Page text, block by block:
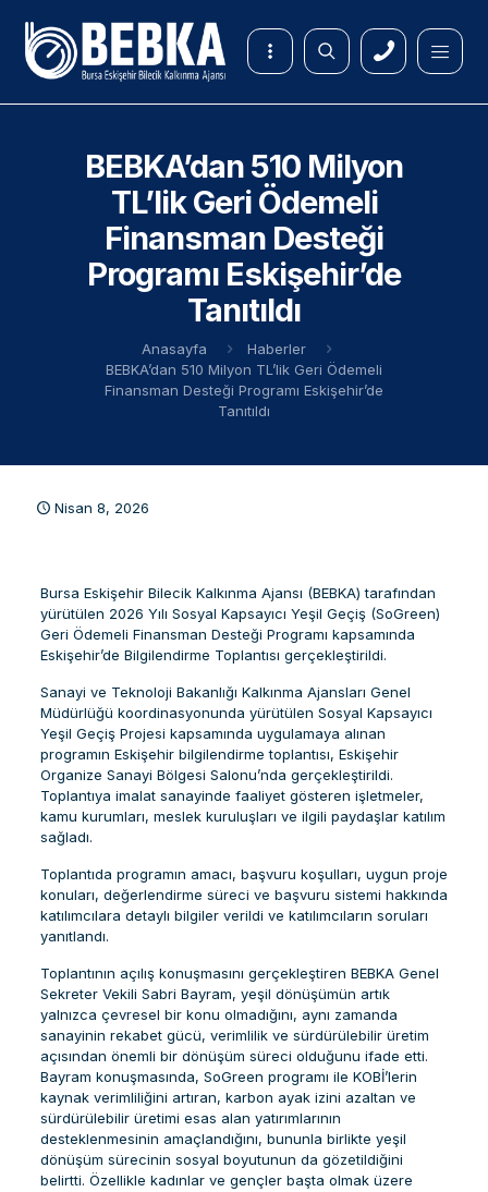
BEBKA’dan 510 Milyon
TL’lik Geri Ödemeli
Finansman Desteği
Programı Eskişehir’de
Tanıtıldı
Anasayfa
Haberler
BEBKA’dan 510 Milyon TL’lik Geri Ödemeli
Finansman Desteği Programı Eskişehir’de
Tanıtıldı
Nisan 8, 2026
Bursa Eskişehir Bilecik Kalkınma Ajansı (BEBKA) tarafından
yürütülen 2026 Yılı Sosyal Kapsayıcı Yeşil Geçiş (SoGreen)
Geri Ödemeli Finansman Desteği Programı kapsamında
Eskişehir’de Bilgilendirme Toplantısı gerçekleştirildi.
Sanayi ve Teknoloji Bakanlığı Kalkınma Ajansları Genel
Müdürlüğü koordinasyonunda yürütülen Sosyal Kapsayıcı
Yeşil Geçiş Projesi kapsamında uygulamaya alınan
programın Eskişehir bilgilendirme toplantısı, Eskişehir
Organize Sanayi Bölgesi Salonu’nda gerçekleştirildi.
Toplantıya imalat sanayinde faaliyet gösteren işletmeler,
kamu kurumları, meslek kuruluşları ve ilgili paydaşlar katılım
sağladı.
Toplantıda programın amacı, başvuru koşulları, uygun proje
konuları, değerlendirme süreci ve başvuru sistemi hakkında
katılımcılara detaylı bilgiler verildi ve katılımcıların soruları
yanıtlandı.
Toplantının açılış konuşmasını gerçekleştiren BEBKA Genel
Sekreter Vekili Sabri Bayram, yeşil dönüşümün artık
yalnızca çevresel bir konu olmadığını, aynı zamanda
sanayinin rekabet gücü, verimlilik ve sürdürülebilir üretim
açısından önemli bir dönüşüm süreci olduğunu ifade etti.
Bayram konuşmasında, SoGreen programı ile KOBİ’lerin
kaynak verimliliğini artıran, karbon ayak izini azaltan ve
sürdürülebilir üretimi esas alan yatırımlarının
desteklenmesinin amaçlandığını, bununla birlikte yeşil
dönüşüm sürecinin sosyal boyutunun da gözetildiğini
belirtti. Özellikle kadınlar ve gençler başta olmak üzere